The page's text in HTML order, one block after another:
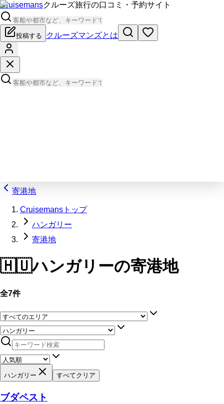
Cruisemansクルーズ旅行の口コミ・予約サイト
投稿する クルーズマンズとは
寄港地
Cruisemansトップ
ハンガリー
寄港地
🇭🇺ハンガリーの寄港地
全7件
ハンガリー すべてクリア
ブダペスト